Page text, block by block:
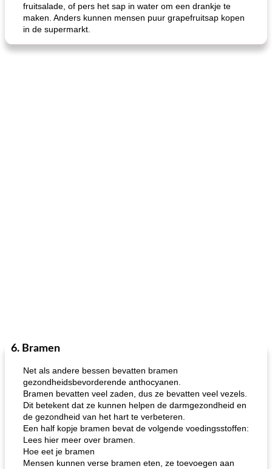
fruitsalade, of pers het sap in water om een ​​drankje te
maken. Anders kunnen mensen puur grapefruitsap kopen
in de supermarkt.
6. Bramen
Net als andere bessen bevatten bramen
gezondheidsbevorderende anthocyanen.
Bramen bevatten veel zaden, dus ze bevatten veel vezels.
Dit betekent dat ze kunnen helpen de darmgezondheid en
de gezondheid van het hart te verbeteren.
Een half kopje bramen bevat de volgende voedingsstoffen:
Lees hier meer over bramen.
Hoe eet je bramen
Mensen kunnen verse bramen eten, ze toevoegen aan